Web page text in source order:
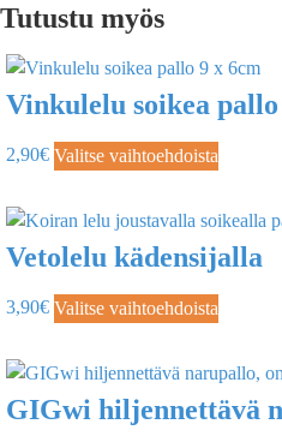
Tutustu myös
Vinkulelu soikea pallo
2,90€ Valitse vaihtoehdoista
Vetolelu kädensijalla
3,90€ Valitse vaihtoehdoista
GIGwi hiljennettävä